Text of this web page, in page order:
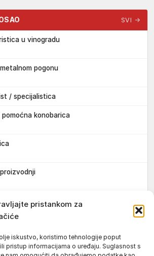
pristankom za
iskustvo, koristimo tehnologije poput
pristup informacijama o uređaju. Suglasnost s
SVI →
u vinogradu
pogonu
/ specijalistica
pomoćna konobarica
/ sezonska pomoćna radnica
pekarica